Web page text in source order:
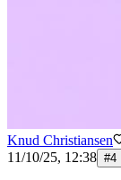
Knud Christiansen
11/10/25, 12:38 #4